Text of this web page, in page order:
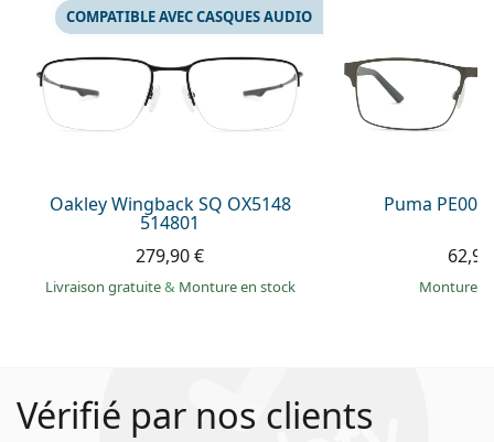
Oakley Wingback SQ OX5148
514801
COMPATIBLE AVEC CASQUES AUDIO
279,90 €
Livraison gratuite& Monture en stock
Puma
Monture
Vérifié par nos clients